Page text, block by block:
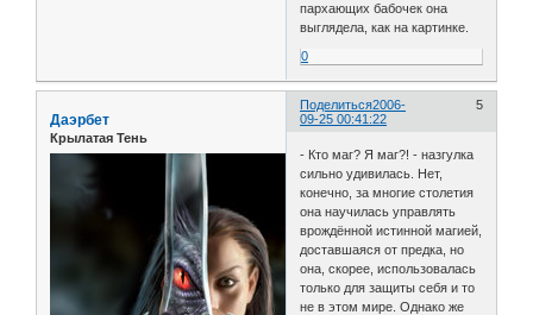
пархающих бабочек она
выглядела, как на картинке.
0
Поделиться 5
2006-
09-25 00:41:22
Даэрбет
Крылатая Тень
- Кто маг? Я маг?! - назгулка
сильно удивилась. Нет,
конечно, за многие столетия
она научилась управлять
врождённой истинной магией,
доставшаяся от предка, но
она, скорее, использовалась
только для защиты себя и то
не в этом мире. Однако же